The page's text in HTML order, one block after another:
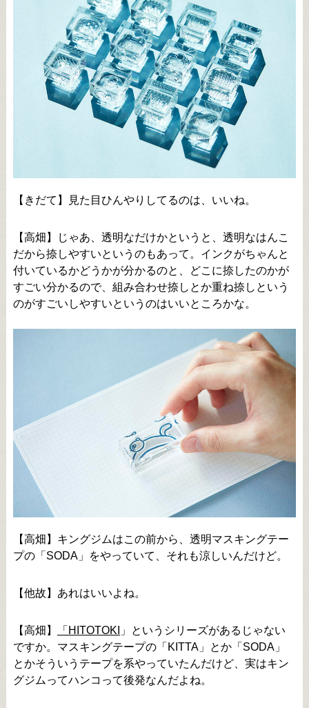
【きだて】見た目ひんやりしてるのは、いいね。
【高畑】じゃあ、透明なだけかというと、透明なはんこ
だから捺しやすいというのもあって。インクがちゃんと
付いているかどうかが分かるのと、どこに捺したのかが
すごい分かるので、組み合わせ捺しとか重ね捺しという
のがすごいしやすいというのはいいところかな。
【高畑】キングジムはこの前から、透明マスキングテー
プの「SODA」をやっていて、それも涼しいんだけど。
【他故】あれはいいよね。
【高畑】 「HITOTOKI 」というシリーズがあるじゃない
ですか。マスキングテープの「KITTA」とか「SODA」
とかそういうテープを系やっていたんだけど、実はキン
グジムってハンコって後発なんだよね。